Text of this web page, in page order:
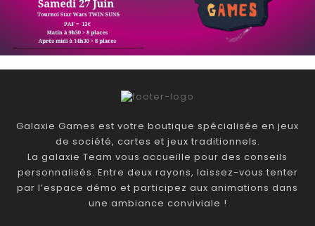
Galaxie Games est votre boutique spécialisée en jeux
de société, cartes et jeux traditionnels.
La galaxie Team vous accueille pour des conseils
personnalisés. Entre deux rayons, laissez-vous tenter
par l’espace démo et participez aux animations dans
une ambiance conviviale !